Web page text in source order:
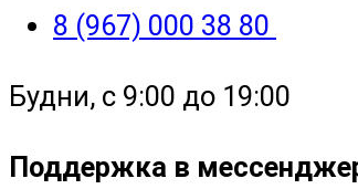
8 (967) 000 38 80
Будни, с 9:00 до 19:00
Поддержка в